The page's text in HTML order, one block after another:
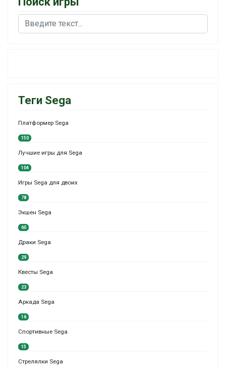
Поиск
Теги Sega
Платформер Sega
150
Лучшие игры для Sega
104
Игры Sega для двоих
78
Экшен Sega
60
Драки Sega
29
Квесты Sega
23
Аркада Sega
16
Спортивные Sega
15
Стрелялки Sega